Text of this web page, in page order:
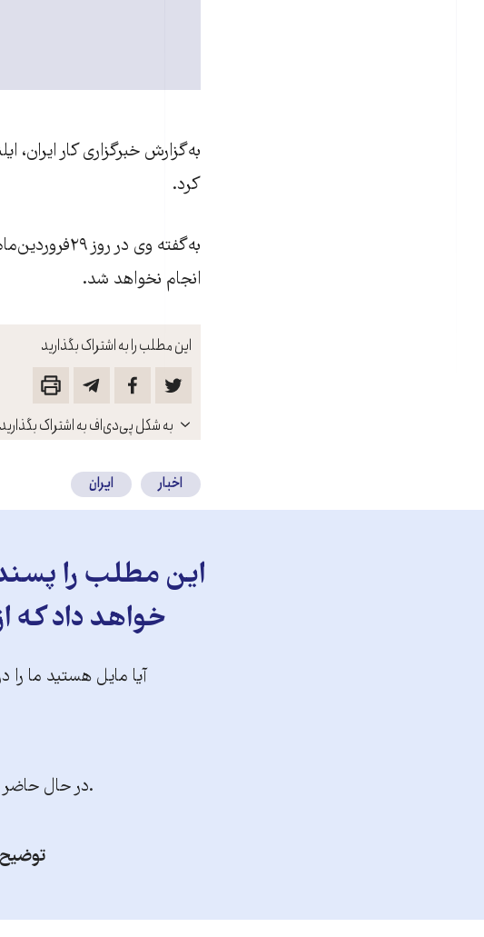
این مطلب را به اشتراک بگذارید
باز
کنید
به شکل پی‌دی‌اف به اشتراک بگذارید
به‌گزارش خبرگزاری کار
کرد.
به‌گفته وی
انجام نخواهد شد.
اخبار ایران
این مطلب را
خواهد داد که
آیا مایل هستید ما را
.در حال حاضر
توضیح